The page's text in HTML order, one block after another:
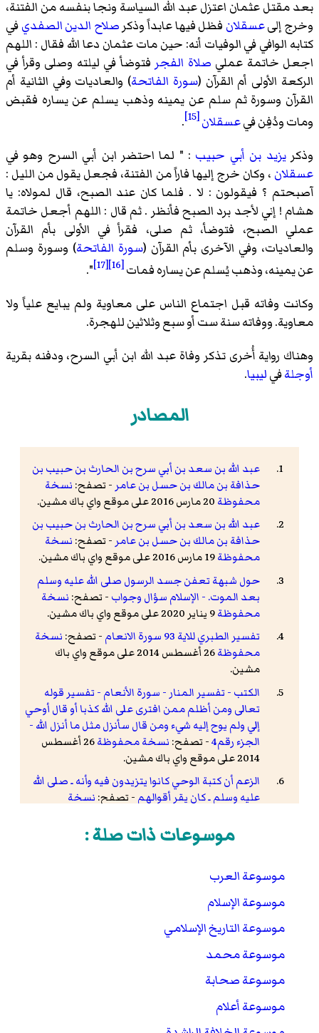
بعد مقتل عثمان اعتزل عبد الله السياسة ونجا بنفسه من الفتنة،
وخرج إلىعسقلان فظل فيها عابداً وذكر صلاح الدين الصفديفي
كتابه الوافي في الوفيات أنه: حين مات عثمان دعا الله فقال : اللهم
اجعل خاتمة عملي صلاة الفجر فتوضأ في ليلته وصلى وقرأ في
الركعة الأولى أم القرآن (سورة الفاتحة) والعاديات وفي الثانية أم
القرآن وسورة ثم سلم عن يمينه وذهب يسلم عن يساره فقبض
ومات ودُفِن فيعسقلان[15]
.
وذكريزيد بن أبي حبيب : " لما احتضر ابن أبي السرح وهو في
عسقلان ، وكان خرج إليها فاراً من الفتنة، فجعل يقول من الليل :
آصبحتم ؟ فيقولون : لا . فلما كان عند الصبح، قال لمولاه: يا
هشام ! إني لأجد برد الصبح فأنظر . ثم قال : اللهم أجعل خاتمة
عملي الصبح، فتوضأ، ثم صلى، فقرأ في الأولى بأم القرآن
والعاديات، وفي الآخرى بأم القرآن (سورة الفاتحة) وسورة وسلم
عن يمينه، وذهب يُسلم عن يساره فمات[16]
[17]
".
وكانت وفاته قبل اجتماع الناس على معاوية ولم يبايع علياً ولا
معاوية. ووفاته سنة ست أو سبع وثلاثين للهجرة.
وهناك رواية أُخرى تذكر وفاة عبد الله ابن أبي السرح، ودفنه بقرية
أوجلةفيليبيا.
المصادر
عبد الله بن سعد بن أبي سرح بن الحارث بن حبيب بن
حذافة بن مالك بن حسل بن عامر - تصفح: نسخة
محفوظة
عبد الله بن سعد بن أبي سرح بن الحارث بن حبيب بن
حذافة بن مالك بن حسل بن عامر - تصفح: نسخة
محفوظة
حول شبهة تعفن جسد الرسول صلى الله عليه وسلم
بعد الموت. - الإسلام سؤال وجواب - تصفح: نسخة
محفوظة
تفسير الطبري للاية 93 سورة الانعام
- تصفح: نسخة
محفوظة
26 أغسطس 2014 على موقع واي باك
مشين.
الكتب - تفسير المنار - سورة الأنعام - تفسير قوله
تعالى ومن أظلم ممن افترى على الله كذبا أو قال أوحي
إلي ولم يوح إليه شيء ومن قال سأنزل مثل ما أنزل الله -
الجزء رقم4 - تصفح: نسخة محفوظة
26 أغسطس
2014 على موقع واي باك مشين.
الزعم أن كتبة الوحي كانوا يتزيدون فيه وأنه ـ صلى الله
عليه وسلم ـ كان يقر أقوالهم - تصفح: نسخة
الحاكم - المستدرك - كتاب المغازي والسرايا - رقم
ذكره ابن عباس
الكتب - سير أعلام النبلاء - الصحابة رضوان الله عليهم -
عبد الله بن سعد- الجزء رقم3
محفوظة19 فبراير 2014 على موقع واي باك مشين.
ذكره مصعب بن سعد عن أبيه في سنن النسائي
رواه سعد في الطبقات الكبير
كتاب الطبقات الكبير ص 129
كتاب سير أعلام النبلاء
موسوعات ذات صلة :
موسوعة العرب
موسوعة الإسلام
موسوعة التاريخ الإسلامي
موسوعة محمد
موسوعة صحابة
موسوعة أعلام